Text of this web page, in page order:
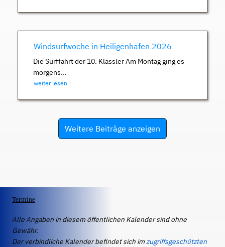
Windsurfwoche in Heiligenhafen 2026
Die Surffahrt der 10. Klässler Am Montag ging es
morgens...
weiter lesen
Weitere Beiträge anzeigen
Termine
Alle Angaben in diesem öffentlichen Kalender sind ohne
Gewähr.
Der verbindliche Kalender befindet sich imzugriffsgeschützten